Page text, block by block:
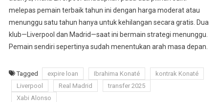
melepas pemain terbaik tahun ini dengan harga moderat atau
menunggu satu tahun hanya untuk kehilangan secara gratis. Dua
klub—Liverpool dan Madrid—saat ini bermain strategi menunggu.
Pemain sendiri sepertinya sudah menentukan arah masa depan.
Tagged expire loan Ibrahima Konaté
kontrak Konaté
Liverpool
Real Madrid
transfer 2025
Xabi Alonso